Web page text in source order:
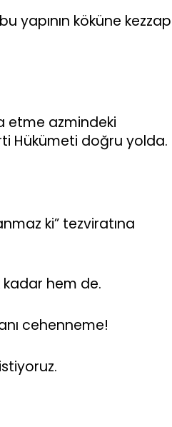
yapının köküne kezzap
etme azmindeki
Hükümeti doğru yolda.
ki” tezviratına
hem de.
cehenneme!